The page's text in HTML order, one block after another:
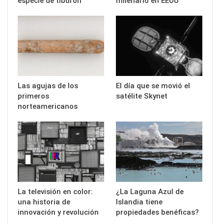
Las agujas de los
primeros
norteamericanos
El día que se movió el
satélite Skynet
La televisión en color:
una historia de
innovación y revolución
¿La Laguna Azul de
Islandia tiene
propiedades benéficas?